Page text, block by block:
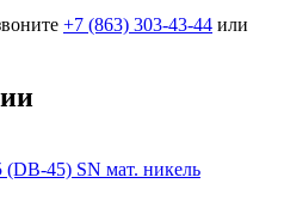
+7 (863) 303-43-44 или
45) SN мат. никель